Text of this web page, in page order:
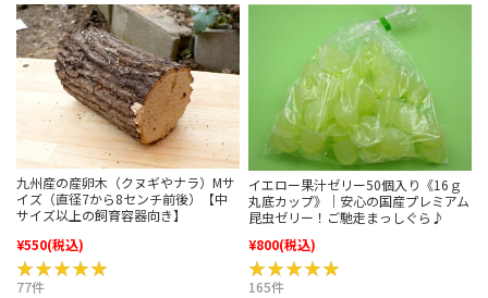
九州産の産卵木（クヌギやナラ）Mサ
イズ（直径7から8センチ前後）【中
サイズ以上の飼育容器向き】
¥550(税込)
★★★★★
★★★★★
77件
イエロー果汁ゼリー50個入り《16ｇ
丸底カップ》｜安心の国産プレミアム
昆虫ゼリー！ご馳走まっしぐら♪
¥800(税込)
★★★★★
★★★★★
165件